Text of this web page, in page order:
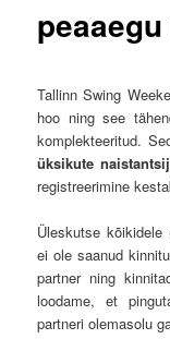
Tallinn Swing
hoo ning see
komplekteeritud.
üksikute
registreerimine
Üleskutse
ei ole saanud
partner ning
loodame, et
partneri olemasolu